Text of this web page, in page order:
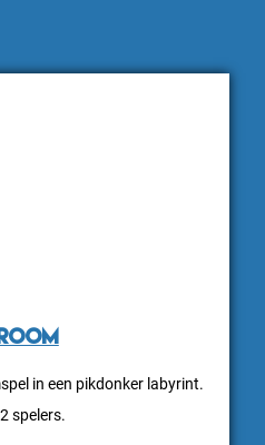
in een pikdonker labyrint.
spelers.